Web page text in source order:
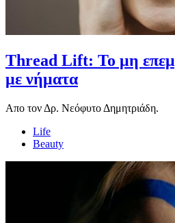
Thread Lift: Το μη
με νήματα
Απο τον Δρ. Νεόφυτο Δημητριάδη.
Life
Beauty